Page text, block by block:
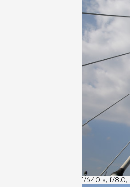
1/640 s, f/8.0,